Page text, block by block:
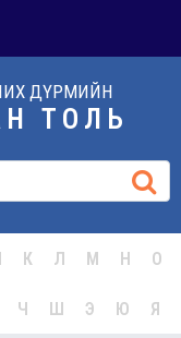
ДҮРМИЙН
ТОЛЬ
К Л М Н О
Ч Ш Э Ю Я